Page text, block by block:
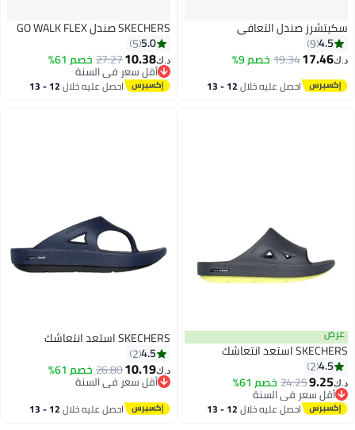
سكيتشرز صندل التعافي
4.5
9
د.ك‏17.46
19.34خصم 9%
احصل عليه خلال 12 - 13
SKECHERS صندل GO WALK FLEX
5.0
5
د.ك‏10.38
27.27خصم 61%
أقل سعر في السنة
أقل سعر في السنة
احصل عليه خلال 12 - 13
عرض
SKECHERS استعد انتعاشك
4.5
2
د.ك‏9.25
24.25خصم 61%
أقل سعر في السنة
بتخلّص بسرعة
أقل سعر في السنة
احصل عليه خلال 12 - 13
SKECHERS استعد انتعاشك
4.5
2
د.ك‏10.19
26.80خصم 61%
أقل سعر في السنة
بتخلّص بسرعة
أقل سعر في السنة
احصل عليه خلال 12 - 13